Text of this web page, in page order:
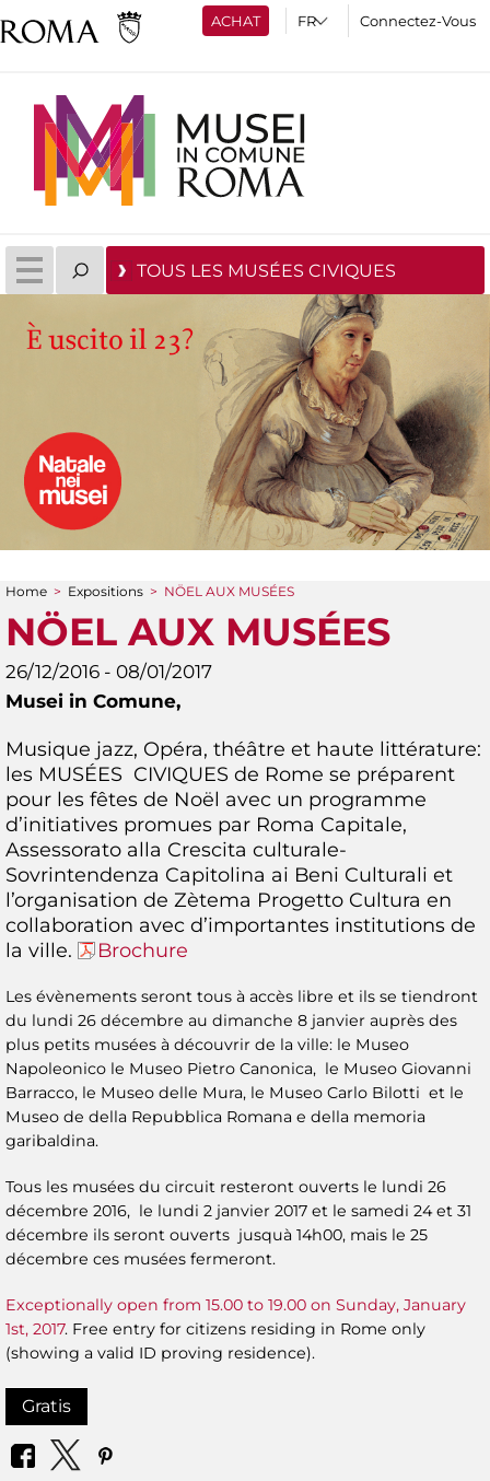
ACHAT Connectez-Vous
TOUS LES MUSÉES CIVIQUES
You are here
Home > Expositions > NÖEL AUX MUSÉES
NÖEL AUX MUSÉES
26/12/2016 - 08/01/2017
Musei in Comune,
Musique jazz, Opéra, théâtre et haute littérature:
les MUSÉES CIVIQUES de Rome se préparent
pour les fêtes de Noël avec un programme
d’initiatives promues par Roma Capitale,
Assessorato alla Crescita culturale-
Sovrintendenza Capitolina ai Beni Culturali et
l’organisation de Zètema Progetto Cultura en
collaboration avec d’importantes institutions de
la ville.
Brochure
Les évènements seront tous à accès libre et ils se tiendront
du lundi 26 décembre au dimanche 8 janvier auprès des
plus petits musées à découvrir de la ville: le Museo
Napoleonico le Museo Pietro Canonica, le Museo Giovanni
Barracco, le Museo delle Mura, le Museo Carlo Bilotti et le
Museo de della Repubblica Romana e della memoria
garibaldina.
Tous les musées du circuit resteront ouverts le lundi 26
décembre 2016, le lundi 2 janvier 2017 et le samedi 24 et 31
décembre ils seront ouverts jusquà 14h00, mais le 25
décembre ces musées fermeront.
Exceptionally open from 15.00 to 19.00 on Sunday, January
1st, 2017. Free entry for citizens residing in Rome only
(showing a valid ID proving residence).
Gratis